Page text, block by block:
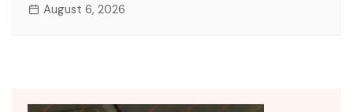
August 6, 2026